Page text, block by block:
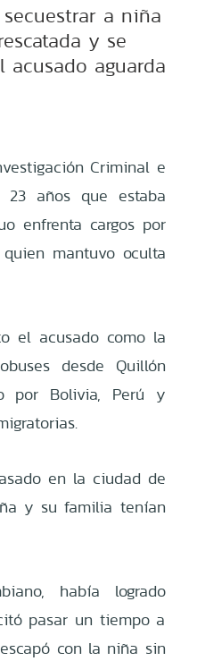
a niña
y se
aguarda
Criminal e
años que estaba
enfrenta cargos por
mantuvo oculta
el acusado como la
desde Quillón
por Bolivia, Perú y
en la ciudad de
y su familia tenían
había logrado
pasar un tiempo a
con la niña sin